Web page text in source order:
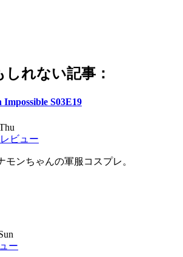
れない記事：
S03E19
レビュー
モンちゃんの軍服コスプレ。
ー